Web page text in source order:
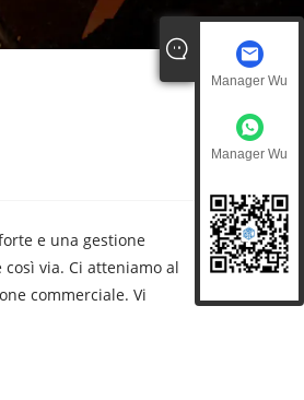
e una gestione
così via. Ci atteniamo al
commerciale. Vi
Manager Wu
Manager Wu